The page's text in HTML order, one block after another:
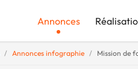
Annonces
Annonces infographie Mission de